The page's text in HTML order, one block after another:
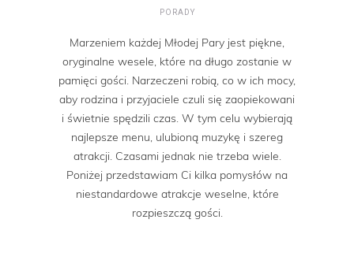
PORADY
Marzeniem każdej Młodej Pary jest piękne,
oryginalne wesele, które na długo zostanie w
pamięci gości. Narzeczeni robią, co w ich mocy,
aby rodzina i przyjaciele czuli się zaopiekowani
i świetnie spędzili czas. W tym celu wybierają
najlepsze menu, ulubioną muzykę i szereg
atrakcji. Czasami jednak nie trzeba wiele.
Poniżej przedstawiam Ci kilka pomysłów na
niestandardowe atrakcje weselne, które
rozpieszczą gości.